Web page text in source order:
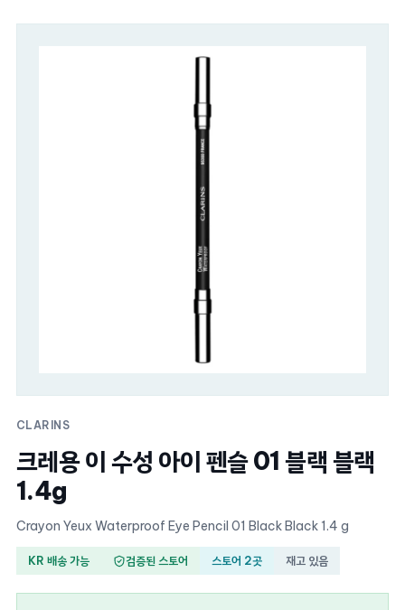
CLARINS
크레용 이 수성 아이 펜슬 01 블랙 블랙
1.4g
Crayon Yeux Waterproof Eye Pencil 01 Black Black 1.4 g
KR 배송 가능 검증된 스토어 스토어 2곳 재고 있음